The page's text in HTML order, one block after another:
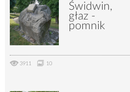
Świdwin,
głaz -
pomnik
3911 10